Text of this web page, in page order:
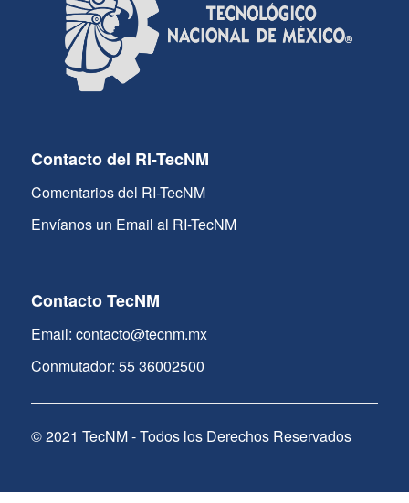
Contacto del RI-TecNM
Comentarios del RI-TecNM
Envíanos un Email al RI-TecNM
Contacto TecNM
Email: contacto@tecnm.mx
Conmutador: 55 36002500
© 2021 TecNM - Todos los Derechos Reservados